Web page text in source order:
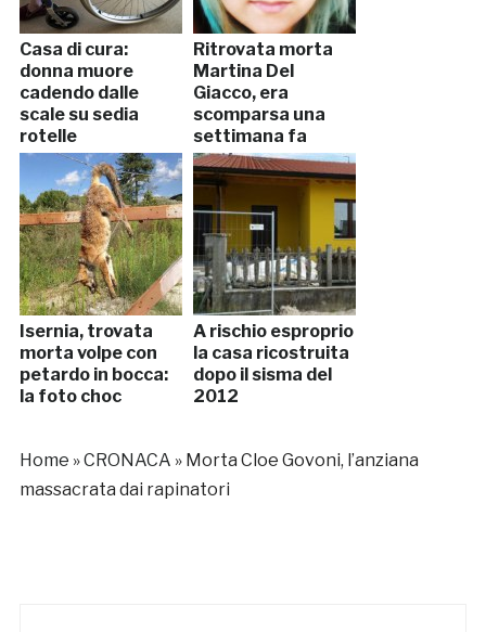
Casa di cura:
donna muore
cadendo dalle
scale su sedia
rotelle
Ritrovata morta
Martina Del
Giacco, era
scomparsa una
settimana fa
Isernia, trovata
morta volpe con
petardo in bocca:
la foto choc
A rischio esproprio
la casa ricostruita
dopo il sisma del
2012
Home »CRONACA » Morta Cloe Govoni, l’anziana
massacrata dai rapinatori